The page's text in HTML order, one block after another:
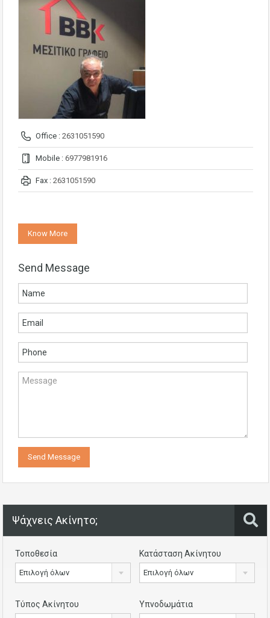
Office : 2631051590
Mobile : 6977981916
Fax : 2631051590
Know More
Send Message
Ψάχνεις Ακίνητο;
Τοποθεσία
Επιλογή όλων
Κατάσταση Ακίνητου
Επιλογή όλων
Τύπος Ακίνητου Υπνοδωμάτια